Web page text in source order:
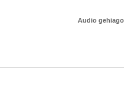
Audio gehiago